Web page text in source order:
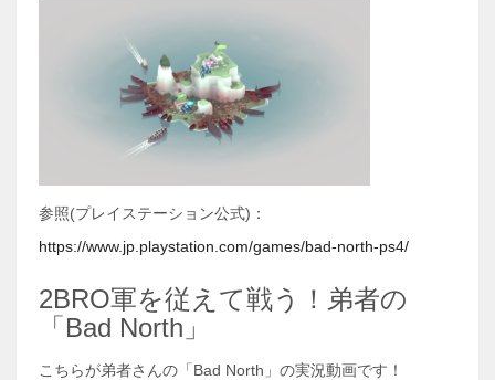
参照(プレイステーション公式)：
https://www.jp.playstation.com/games/bad-north-ps4/
2BRO軍を従えて戦う！弟者の
「Bad North」
こちらが弟者さんの「Bad North」の実況動画です！